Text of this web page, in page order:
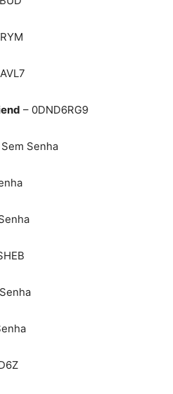
– 0DND6RG9
Senha